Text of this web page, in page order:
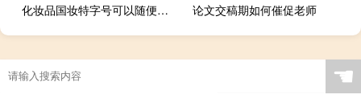
化妆品国妆特字号可以随便做假吗
论文交稿期如何催促老师
☚